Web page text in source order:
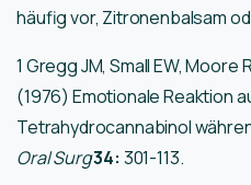
häufig vor, Zitronenbalsam
1 Gregg JM, Small EW, Moore
(1976) Emotionale Reaktion
Tetrahydrocannabinol
Oral Surg34: 301-113.